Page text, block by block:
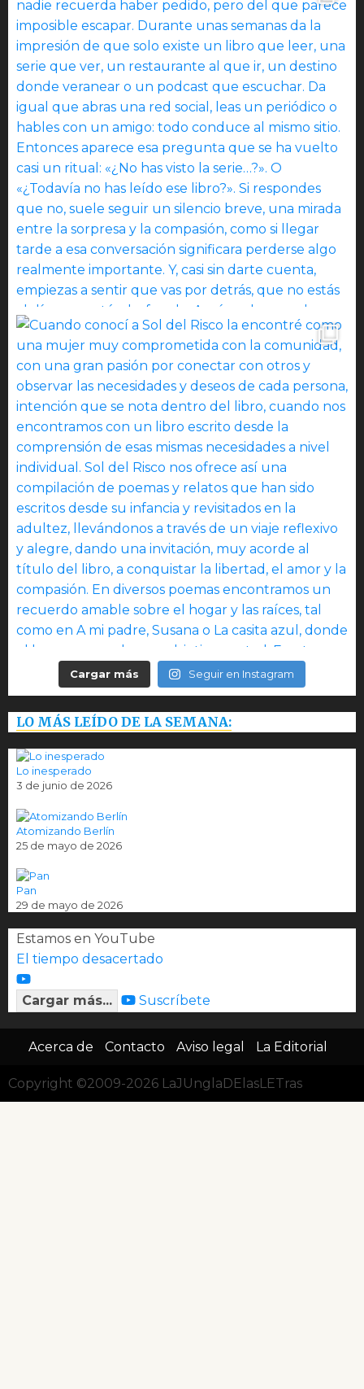
Cargar más Seguir en Instagram
LO MÁS LEÍDO DE LA SEMANA:
Lo inesperado
3 de junio de 2026
Atomizando Berlín
25 de mayo de 2026
Pan
29 de mayo de 2026
Estamos en YouTube
El tiempo desacertado
Cargar más... Suscríbete
Acerca de Contacto Aviso legal La Editorial
Copyright ©2009-2026 LaJUnglaDElasLETras